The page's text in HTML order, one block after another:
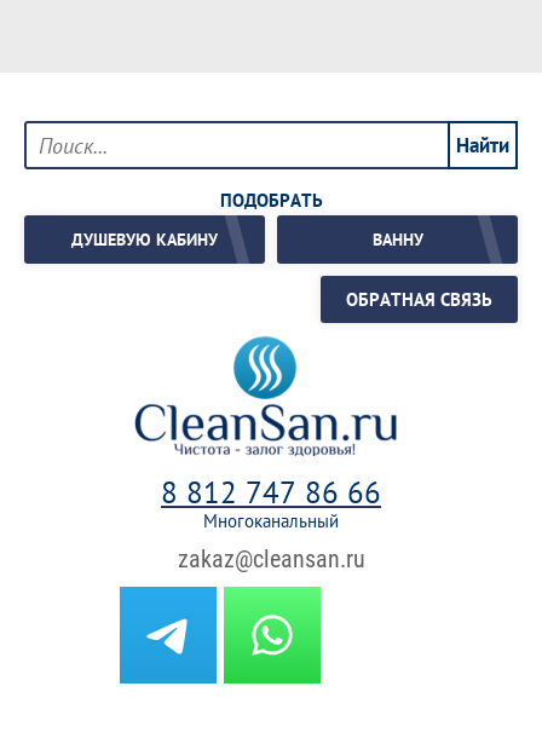
ПОДОБРАТЬ
ДУШЕВУЮ КАБИНУ ВАННУ
ОБРАТНАЯ СВЯЗЬ
8 812 747 86 66
Многоканальный
zakaz@cleansan.ru